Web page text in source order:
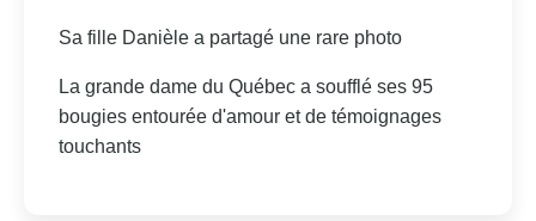
Sa fille Danièle a partagé une rare photo
La grande dame du Québec a soufflé ses 95
bougies entourée d'amour et de témoignages
touchants